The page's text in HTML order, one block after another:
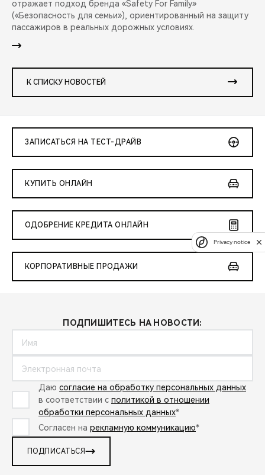
отражает подход бренда «Safety For Family»
(«Безопасность для семьи»), ориентированный на защиту
пассажиров в реальных дорожных условиях.
К СПИСКУ НОВОСТЕЙ
ЗАПИСАТЬСЯ НА ТЕСТ-ДРАЙВ
КУПИТЬ ОНЛАЙН
ОДОБРЕНИЕ КРЕДИТА ОНЛАЙН
КОРПОРАТИВНЫЕ ПРОДАЖИ
ПОДПИШИТЕСЬ НА НОВОСТИ:
Даю согласие на обработку персональных данных
в соответствии с политикой в отношении
обработки персональных данных*
Согласен на рекламную коммуникацию*
ПОДПИСАТЬСЯ
Privacy notice